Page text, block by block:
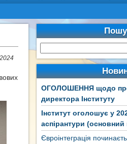
ОГОЛОШЕННЯ щодо
директора Інституту
Інститут оголошує у
аспірантури (основний
Євроінтеграція